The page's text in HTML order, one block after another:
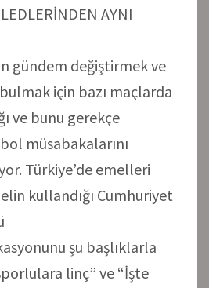
AYNI
gündem değiştirmek ve
için bazı maçlarda
ve bunu gerekçe
müsabakalarını
Türkiye’de emelleri
kullandığı Cumhuriyet
şu başlıklarla
linç” ve “İşte